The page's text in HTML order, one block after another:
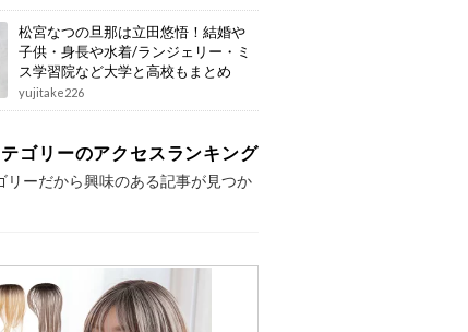
松宮なつの旦那は立田悠悟！結婚や
子供・身長や水着/ランジェリー・ミ
ス学習院など大学と高校もまとめ
yujitake226
ゴリーのアクセスランキング
リーだから興味のある記事が見つか